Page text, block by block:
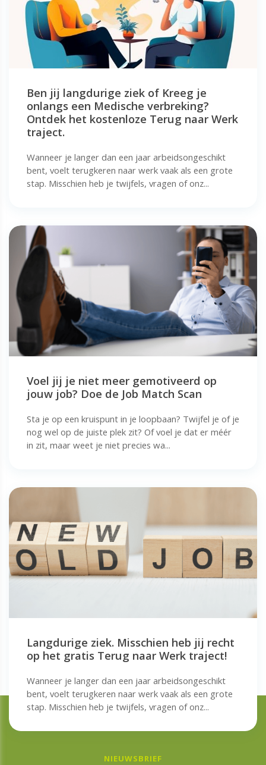
Ben jij langdurige ziek of Kreeg je
onlangs een Medische verbreking?
Ontdek het kostenloze Terug naar Werk
traject.
Wanneer je langer dan een jaar arbeidsongeschikt
bent, voelt terugkeren naar werk vaak als een grote
stap. Misschien heb je twijfels, vragen of onz...
Voel jij je niet meer gemotiveerd op
jouw job? Doe de Job Match Scan
Sta je op een kruispunt in je loopbaan? Twijfel je of je
nog wel op de juiste plek zit? Of voel je dat er méér
in zit, maar weet je niet precies wa...
Langdurige ziek. Misschien heb jij recht
op het gratis Terug naar Werk traject!
Wanneer je langer dan een jaar arbeidsongeschikt
bent, voelt terugkeren naar werk vaak als een grote
stap. Misschien heb je twijfels, vragen of onz...
NIEUWSBRIEF